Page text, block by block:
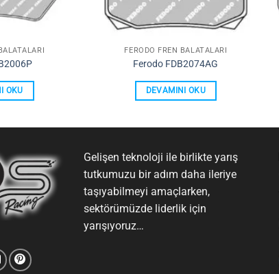
OKU
FERODO FREN BALATALARI
Ferodo FDB2074AG
DEVAMINI OKU
Gelişen teknoloji ile birlikte yarış
tutkumuzu bir adım daha ileriye
taşıyabilmeyi amaçlarken,
sektörümüzde liderlik için
yarışıyoruz…